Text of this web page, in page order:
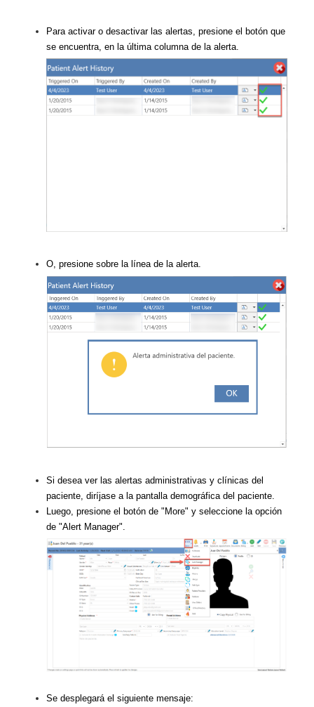
Para activar o desactivar las alertas, presione el botón que
se encuentra, en la última columna de la alerta.
O, presione sobre la línea de la alerta.
Si desea ver las alertas administrativas y clínicas del
paciente, diríjase a la pantalla demográfica del paciente.
Luego, presione el botón de "More" y seleccione la opción
de "Alert Manager".
Se desplegará el siguiente mensaje: